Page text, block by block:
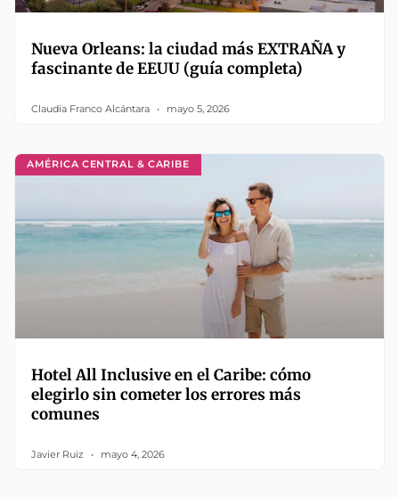
Nueva Orleans: la ciudad más EXTRAÑA y
fascinante de EEUU (guía completa)
Claudia Franco Alcántara mayo 5, 2026
AMÉRICA CENTRAL & CARIBE
Hotel All Inclusive en el Caribe: cómo
elegirlo sin cometer los errores más
comunes
Javier Ruiz mayo 4, 2026